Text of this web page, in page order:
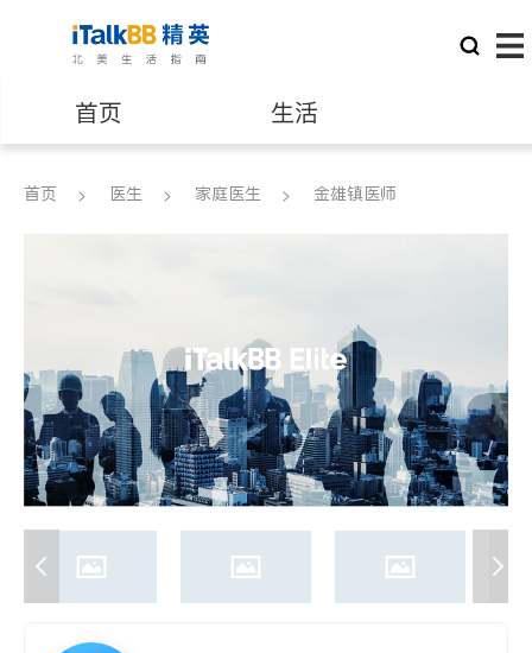
首页 生活
医生 律师
养老 非盈利组织
首页 医生 家庭医生 金雄镇医师